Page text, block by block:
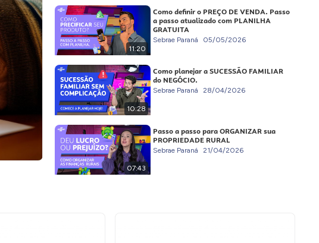
11:20
Como definir o PREÇO DE VENDA. Passo
a passo atualizado com PLANILHA
GRATUITA
Sebrae Paraná 05/05/2026
10:28
Como planejar a SUCESSÃO FAMILIAR
do NEGÓCIO.
Sebrae Paraná 28/04/2026
07:43
Passo a passo para ORGANIZAR sua
PROPRIEDADE RURAL
Sebrae Paraná 21/04/2026